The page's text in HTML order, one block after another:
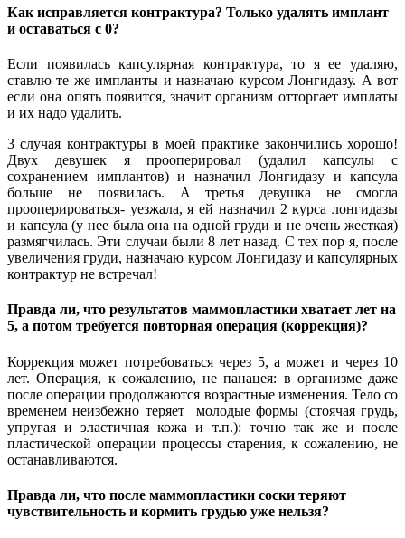
Как исправляется контрактура? Только удалять имплант
и оставаться с 0?
Если появилась капсулярная контрактура, то я ее удаляю,
ставлю те же импланты и назначаю курсом Лонгидазу. А вот
если она опять появится, значит организм отторгает имплаты
и их надо удалить.
3 случая контрактуры в моей практике закончились хорошо!
Двух девушек я прооперировал (удалил капсулы с
сохранением имплантов) и назначил Лонгидазу и капсула
больше не появилась. А третья девушка не смогла
прооперироваться- уезжала, я ей назначил 2 курса лонгидазы
и капсула (у нее была она на одной груди и не очень жесткая)
размягчилась. Эти случаи были 8 лет назад. С тех пор я, после
увеличения груди, назначаю курсом Лонгидазу и капсулярных
контрактур не встречал!
Правда ли, что результатов маммопластики хватает лет на
5, а потом требуется повторная операция (коррекция)?
Коррекция может потребоваться через 5, а может и через 10
лет. Операция, к сожалению, не панацея: в организме даже
после операции продолжаются возрастные изменения. Тело со
временем неизбежно теряет молодые формы (стоячая грудь,
упругая и эластичная кожа и т.п.): точно так же и после
пластической операции процессы старения, к сожалению, не
останавливаются.
Правда ли, что после маммопластики соски теряют
чувствительность и кормить грудью уже нельзя?